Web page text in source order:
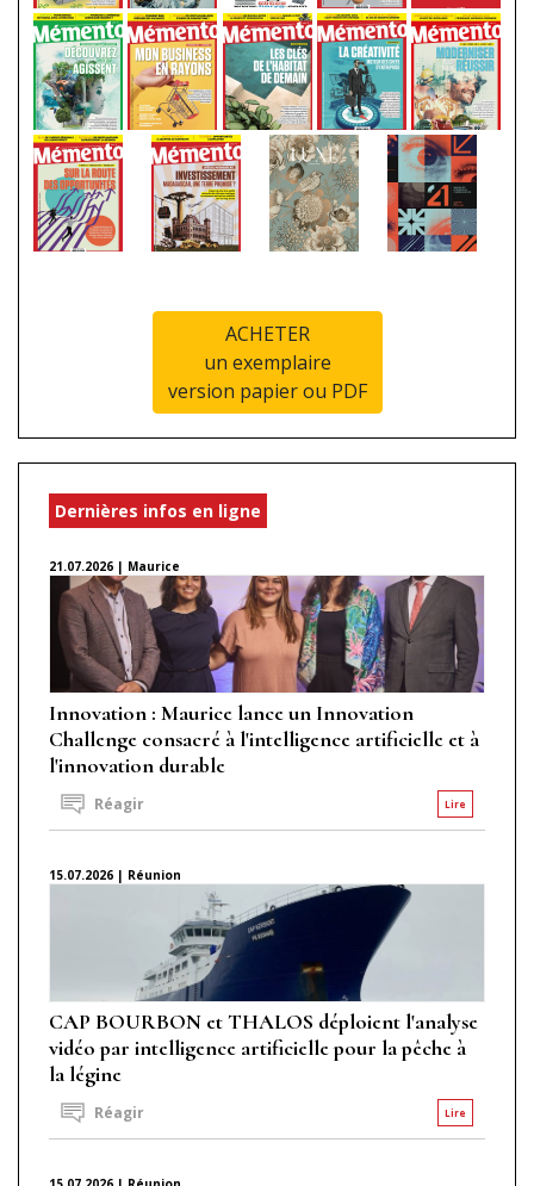
ACHETER
un exemplaire
version papier ou PDF
Dernières infos en ligne
21.07.2026 | Maurice
Innovation : Maurice lance un Innovation
Challenge consacré à l'intelligence artificielle et à
l'innovation durable
Lire
Réagir
15.07.2026 | Réunion
CAP BOURBON et THALOS déploient l'analyse
vidéo par intelligence artificielle pour la pêche à
la légine
Lire
Réagir